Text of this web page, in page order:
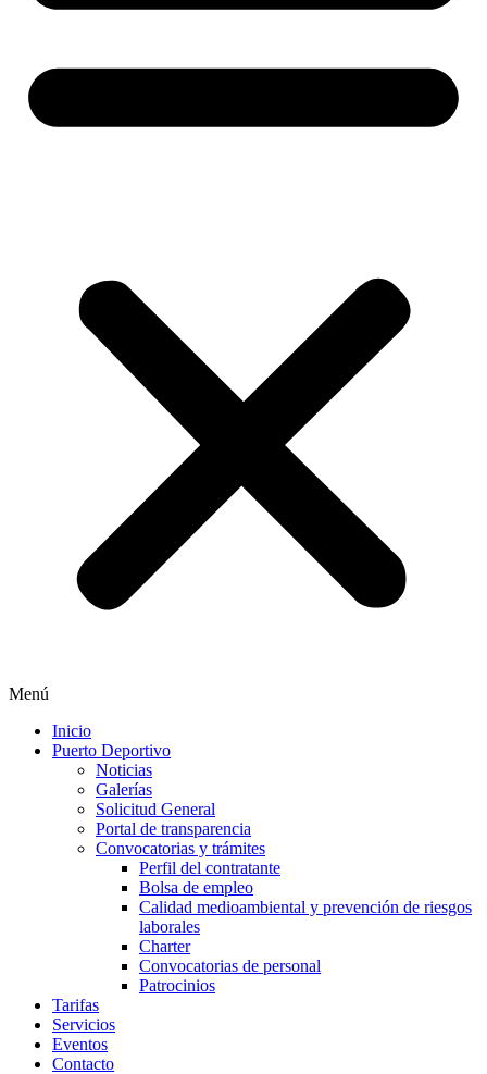
Menú
Inicio
Puerto Deportivo
Noticias
Galerías
Solicitud General
Portal de transparencia
Convocatorias y trámites
Perfil del contratante
Bolsa de empleo
Calidad medioambiental y prevención de riesgos
laborales
Charter
Convocatorias de personal
Patrocinios
Tarifas
Servicios
Eventos
Contacto